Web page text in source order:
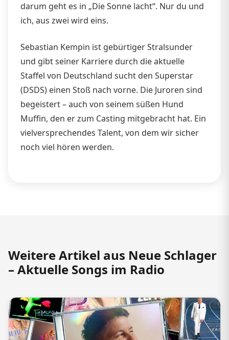
darum geht es in „Die Sonne lacht“. Nur du und
ich, aus zwei wird eins.
Sebastian Kempin ist gebürtiger Stralsunder
und gibt seiner Karriere durch die aktuelle
Staffel von Deutschland sucht den Superstar
(DSDS) einen Stoß nach vorne. Die Juroren sind
begeistert – auch von seinem süßen Hund
Muffin, den er zum Casting mitgebracht hat. Ein
vielversprechendes Talent, von dem wir sicher
noch viel hören werden.
Weitere Artikel aus Neue Schlager
– Aktuelle Songs im Radio